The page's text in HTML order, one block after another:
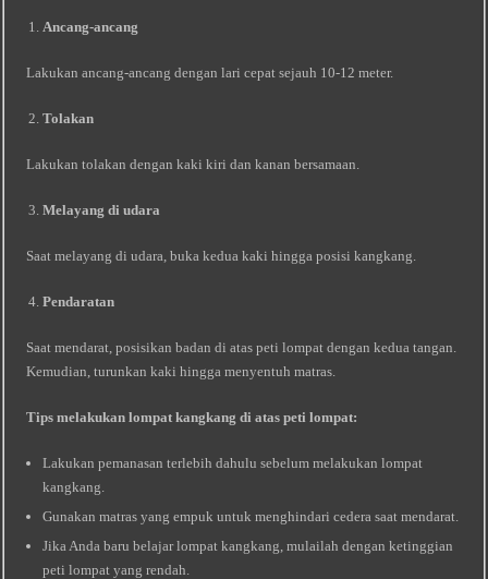
Ancang-ancang
Lakukan ancang-ancang dengan lari cepat sejauh 10-12 meter.
Tolakan
Lakukan tolakan dengan kaki kiri dan kanan bersamaan.
Melayang di udara
Saat melayang di udara, buka kedua kaki hingga posisi kangkang.
Pendaratan
Saat mendarat, posisikan badan di atas peti lompat dengan kedua tangan.
Kemudian, turunkan kaki hingga menyentuh matras.
Tips melakukan lompat kangkang di atas peti lompat:
Lakukan pemanasan terlebih dahulu sebelum melakukan lompat
kangkang.
Gunakan matras yang empuk untuk menghindari cedera saat mendarat.
Jika Anda baru belajar lompat kangkang, mulailah dengan ketinggian
peti lompat yang rendah.